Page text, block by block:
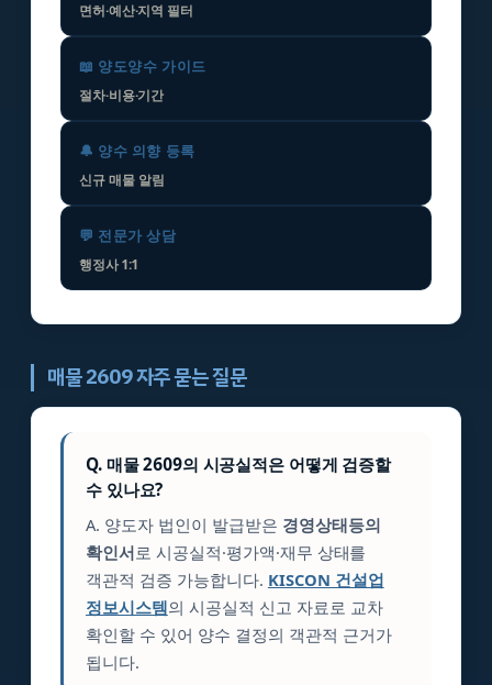
면허·예산·지역 필터
📖 양도양수 가이드
절차·비용·기간
🔔 양수 의향 등록
신규 매물 알림
💬 전문가 상담
행정사 1:1
매물 2609 자주 묻는 질문
Q. 매물 2609의 시공실적은 어떻게 검증할
수 있나요?
A. 양도자 법인이 발급받은 경영상태등의
확인서로 시공실적·평가액·재무 상태를
객관적 검증 가능합니다. KISCON 건설업
정보시스템의 시공실적 신고 자료로 교차
확인할 수 있어 양수 결정의 객관적 근거가
됩니다.